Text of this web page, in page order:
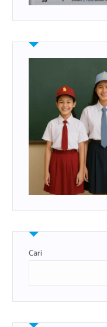
Cari